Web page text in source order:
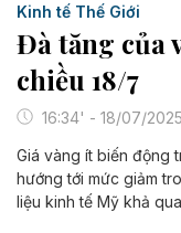
Kinh tế Thế Giới
Đà tăng của
chiều 18/7
16:34' - 18/07/2025
Giá vàng ít biến động
hướng tới mức giảm
liệu kinh tế Mỹ khả